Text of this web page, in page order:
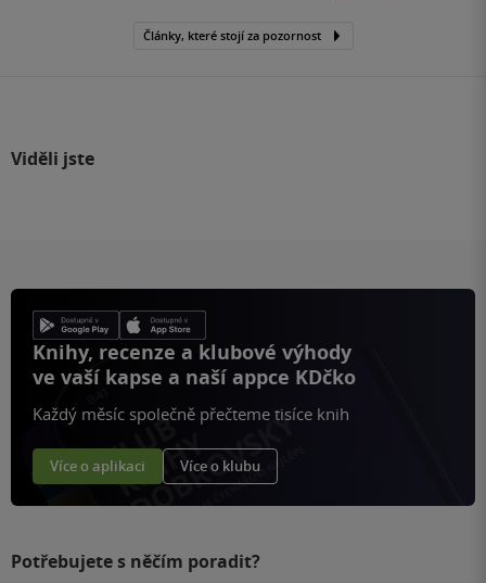
Články, které stojí za pozornost
Viděli jste
Knihy, recenze a klubové výhody
ve vaší kapse a naší appce KDčko
Každý měsíc společně přečteme tisíce knih
Více o aplikaci Více o klubu
Potřebujete s něčím poradit?